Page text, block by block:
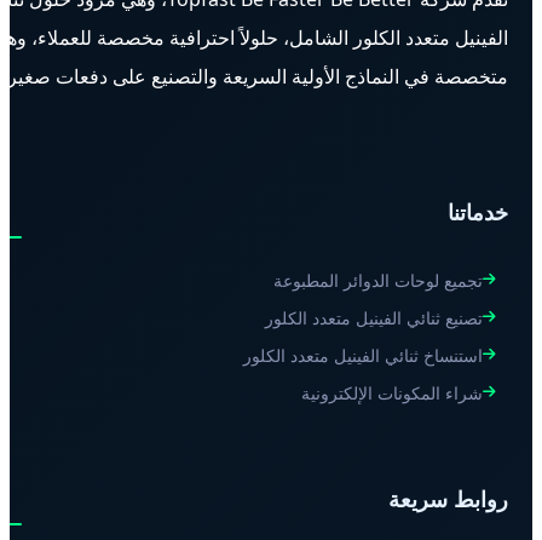
الفينيل متعدد الكلور الشامل، حلولاً احترافية مخصصة للعملاء،
متخصصة في النماذج الأولية السريعة والتصنيع على دفعات
خدماتنا
تجميع لوحات الدوائر المطبوعة
تصنيع ثنائي الفينيل متعدد الكلور
استنساخ ثنائي الفينيل متعدد الكلور
شراء المكونات الإلكترونية
روابط سريعة